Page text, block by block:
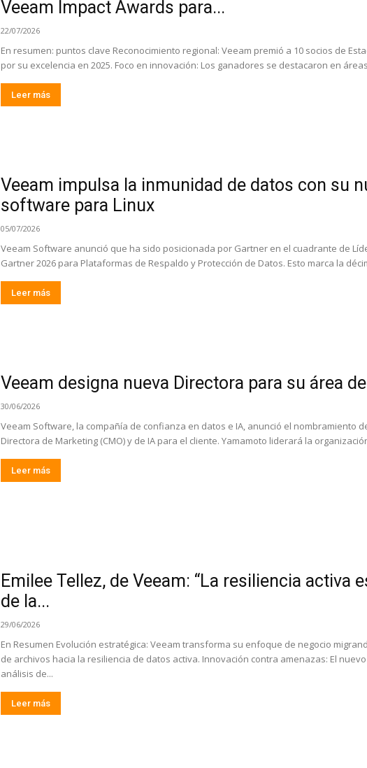
Veeam Impact Awards para...
22/07/2026
En resumen: puntos clave Reconocimiento regional: Veeam premió a 10 socios de
por su excelencia en 2025. Foco en innovación: Los ganadores se destacaron en
Leer más
Veeam impulsa la inmunidad de datos con su
software para Linux
05/07/2026
Veeam Software anunció que ha sido posicionada por Gartner en el cuadrante de
Gartner 2026 para Plataformas de Respaldo y Protección de Datos. Esto marca la
Leer más
Veeam designa nueva Directora para su área
30/06/2026
Veeam Software, la compañía de confianza en datos e IA, anunció el nombramiento
Directora de Marketing (CMO) y de IA para el cliente. Yamamoto liderará la
Leer más
Emilee Tellez, de Veeam: “La resiliencia activa
de la...
29/06/2026
En Resumen Evolución estratégica: Veeam transforma su enfoque de negocio
de archivos hacia la resiliencia de datos activa. Innovación contra amenazas: El
análisis de...
Leer más